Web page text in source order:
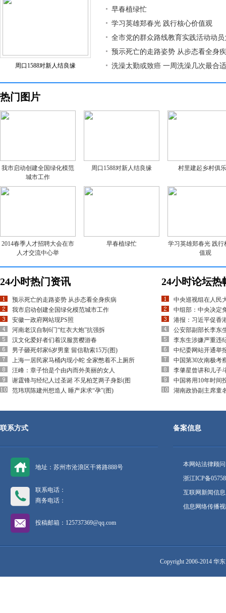
周口1588对新人结良缘
早春植绿忙
学习英雄郑春光 践行核心价值观
全市党的群众路线教育实践活动动
预示死亡的走路姿势 从步态看全身
洗澡太勤或致癌 一周洗澡几次最合适
热门图片
我市启动创建全国绿化模范
城市工作
周口1588对新人结良缘 村里建起乡村俱
2014春季人才招聘大会在市
人才交流中心举
早春植绿忙
学习英雄郑春光 践行
值观
24小时热门资讯
预示死亡的走路姿势 从步态看全身疾病
我市启动创建全国绿化模范城市工作
安徽一政府网站现PS照
河南老汉自制6门“红衣大炮”抗强拆
汉文化爱好者们着汉服赏樱游春
男子砸死邻家6岁男童 留信勒索15万(图)
上海一居民家马桶内现小蛇 全家憋着不上厕所
汪峰：章子怡是个由内而外美丽的女人
谢霆锋与经纪人过圣诞 不见柏芝两子身影(图
范玮琪陈建州想造人 睡产床求“孕”(图)
24小时论坛热
中央巡视组在人民
中组部：中央决定
港报：习近平促香
公安部副部长李东
李东生涉嫌严重违
中纪委网站开通举
中国第30次南极考
李肇星曾讲和儿子
中国将用10年时间
湖南政协副主席童
联系方式
地址：苏州市沧浪区干将路888号
联系电话：
商务电话：
投稿邮箱：125737369@qq.com
备案信息
本网站法律顾
浙江ICP备
互联网新闻信
信息网络传播
Copyright 2006-2014 华